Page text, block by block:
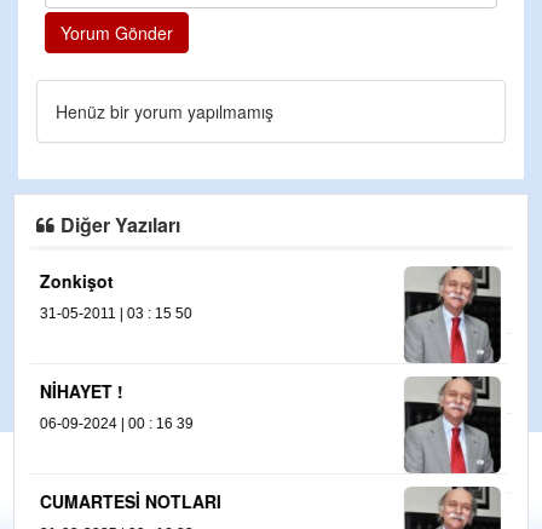
Yorum Gönder
Henüz bir yorum yapılmamış
Diğer Yazıları
28-11-2024 | 00 : 11 23